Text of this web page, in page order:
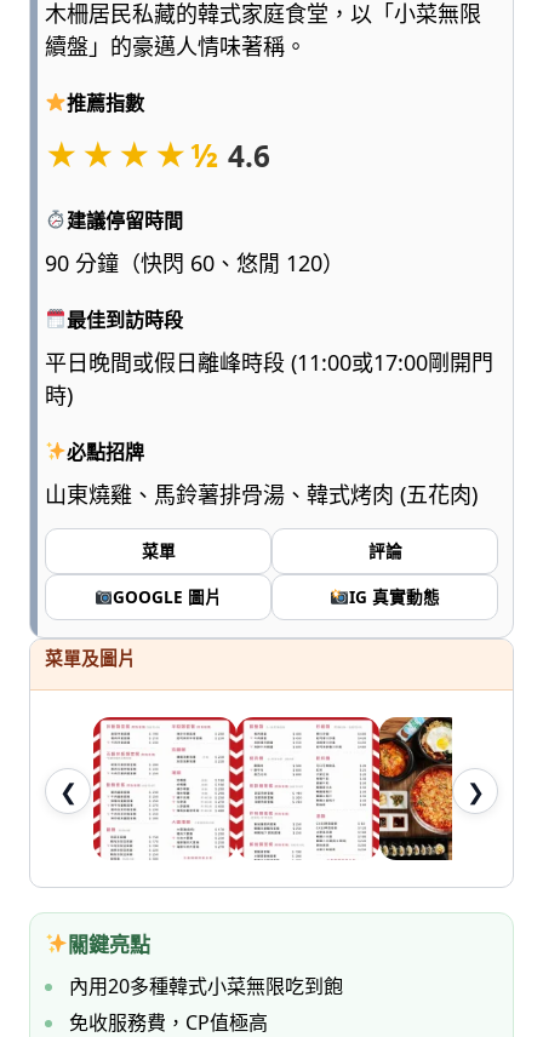
鑑，
一
起
輕
鬆
愛
七
木柵居民私藏的韓式家庭食堂，以「小菜無限
續盤」的豪邁人情味著稱。
推薦指數
★★★★½ 4.6
建議停留時間
90 分鐘（快閃 60、悠閒 120）
最佳到訪時段
平日晚間或假日離峰時段 (11:00或17:00剛開門
時)
必點招牌
山東燒雞、馬鈴薯排骨湯、韓式烤肉 (五花肉)
菜單
評論
GOOGLE 圖片
IG 真實動態
菜單及圖片
❮ ❯
關鍵亮點
內用20多種韓式小菜無限吃到飽
免收服務費，CP值極高